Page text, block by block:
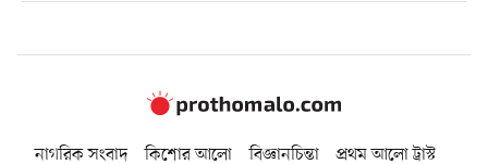
নাগরিক সংবাদ কিশোর আলো বিজ্ঞানচিন্তা
প্রথম আলো ট্রাস্ট